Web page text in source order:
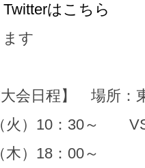
はこちら
す
大会日程】 場所：
）10：30～
）18：00～